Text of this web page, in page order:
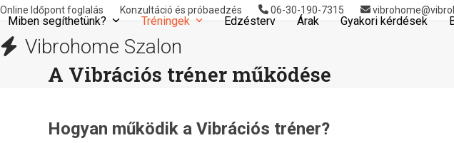
Skip
to
content
Online Időpont foglalás Konzultáció és próbaedzés 06-30-190-7315
Vibrohome Szalon
Miben segíthetünk? Tréningek Edzésterv Árak Gyakori kérdések
A Vibrációs tréner működése
Hogyan működik a Vibrációs tréner?